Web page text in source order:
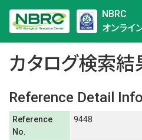
NBRC
オンライ
カタログ検索結
Reference Detail
Reference
No.
9448